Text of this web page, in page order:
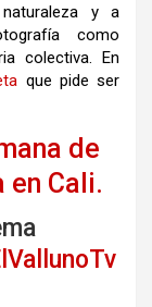
y a
como
colectiva. En
que pide ser
de
en Cali.